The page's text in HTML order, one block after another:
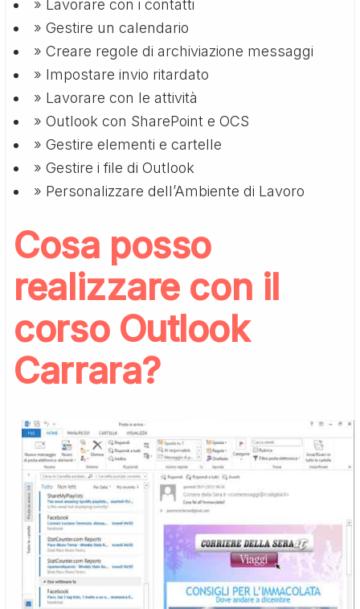
» Lavorare con i contatti
» Gestire un calendario
» Creare regole di archiviazione messaggi
» Impostare invio ritardato
» Lavorare con le attività
» Outlook con SharePoint e OCS
» Gestire elementi e cartelle
» Gestire i file di Outlook
» Personalizzare dell’Ambiente di Lavoro
Cosa posso
realizzare con il
corso Outlook
Carrara?